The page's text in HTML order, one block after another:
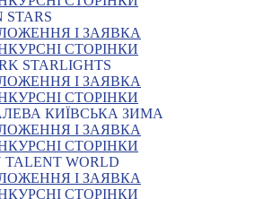
STARS
І ЗАЯВКА
СТОРІНКИ
STARLIGHTS
І ЗАЯВКА
СТОРІНКИ
КИЇВСЬКА ЗИМА
І ЗАЯВКА
СТОРІНКИ
TALENT WORLD
І ЗАЯВКА
СТОРІНКИ